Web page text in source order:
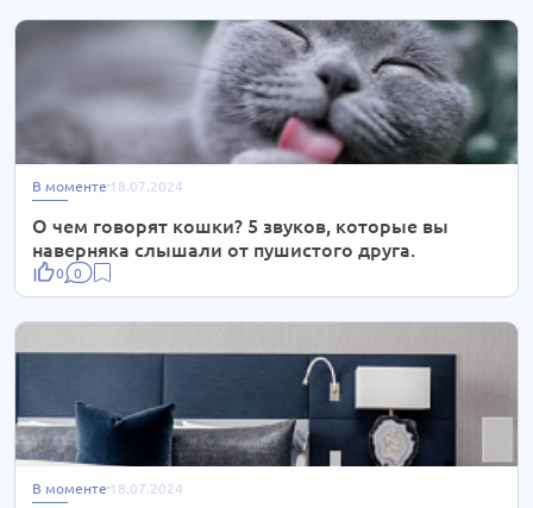
В моменте 18.07.2024
О чем говорят кошки? 5 звуков, которые вы
наверняка слышали от пушистого друга.
0 0
В моменте 18.07.2024